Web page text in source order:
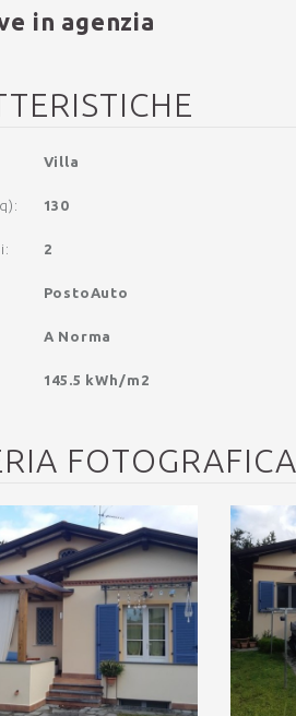
in agenzia
Villa
: 130
: 2
PostoAuto
A Norma
145.5 kWh/m 2
FOTOGRAFICA